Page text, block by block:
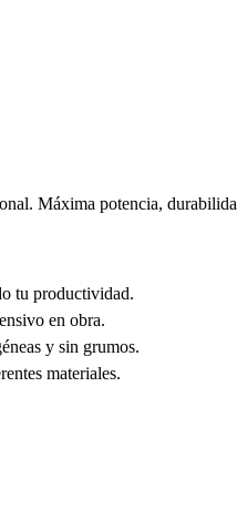
Máxima potencia,
tu productividad.
en obra.
y sin grumos.
materiales.